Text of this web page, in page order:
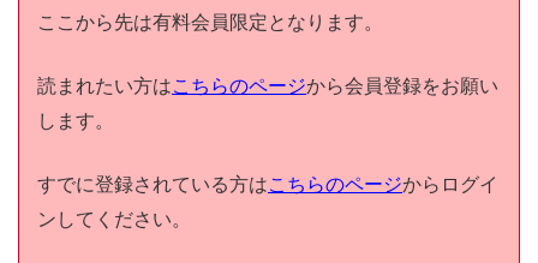
ここから先は有料会員限定となります。
読まれたい方はこちらのページから会員登録をお願い
します。
すでに登録されている方はこちらのページからログイ
ンしてください。